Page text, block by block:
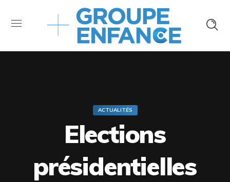
ACTUALITÉS
Elections
présidentielles